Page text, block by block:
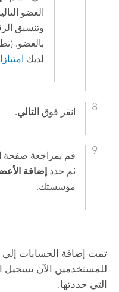
العضو
وتنسيق
بالعضو.
لديك
انقر فوق التالي.
قم بمراجعة صفحة
ثم حدد إضافة
مؤسستك.
تمت إضافة الحسابات إلى
للمستخدمين الآن تسجيل
التي حددتها.